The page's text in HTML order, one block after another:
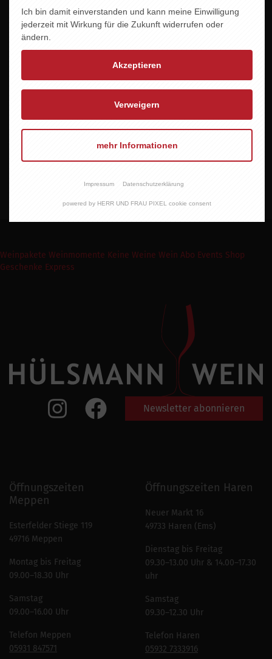
Jahrgang
2017
Alkoholgehalt
Weinpakete Weinmomente Keine Weine Wein Abo Events Shop
Geschenke Express
Newsletter abonnieren
Öffnungszeiten
Meppen
Esterfelder Stiege 119
49716 Meppen
Montag bis Freitag
09.00–18.30 Uhr
Samstag
09.00–16.00 Uhr
Telefon Meppen
05931 847571
Öffnungszeiten Haren
Neuer Markt 16
49733 Haren (Ems)
Dienstag bis Freitag
09.30–13.00 Uhr & 14.00–17.30
uhr
Samstag
09.30–12.30 Uhr
Telefon Haren
05932 7333916
Ich bin damit einverstanden und kann meine Einwilligung
jederzeit mit Wirkung für die Zukunft widerrufen oder
ändern.
Akzeptieren
Verweigern
mehr Informationen
Impressum Datenschutzerklärung
powered by HERR UND FRAU PIXEL cookie consent